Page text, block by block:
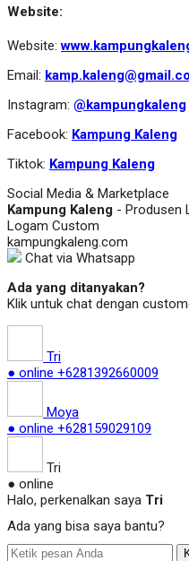
Website:
Website:
Email:
Instagram: @kampungkaleng
Facebook: Kampung Kaleng
Tiktok: Kampung Kaleng
Social Media & Marketplace
Kampung Kaleng - Produsen
Logam Custom
kampungkaleng.com
Chat via Whatsapp
Ada yang ditanyakan?
Klik untuk chat dengan
Tri
● online +6281392660009
Moya
● online +628159029109
Tri
● online
Halo, perkenalkan saya Tri
Ada yang bisa saya bantu?